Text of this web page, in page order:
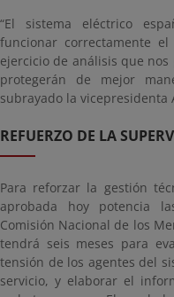
“El sistema eléctrico
funcionar correctamente
ejercicio de análisis que
protegerán de mejor
subrayado la vicepresidenta
REFUERZO DE LA
Para reforzar la gestión
aprobada hoy potencia
Comisión Nacional de los
tendrá seis meses para
tensión de los agentes del
servicio, y elaborar el